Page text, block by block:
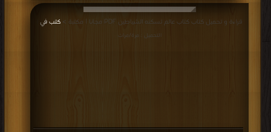
قراءة و تحميل كتاب كتاب عالم تسكنه الشياطين PDF مجانا | مكتبة > كتب في
التحميل : مرة/مرات